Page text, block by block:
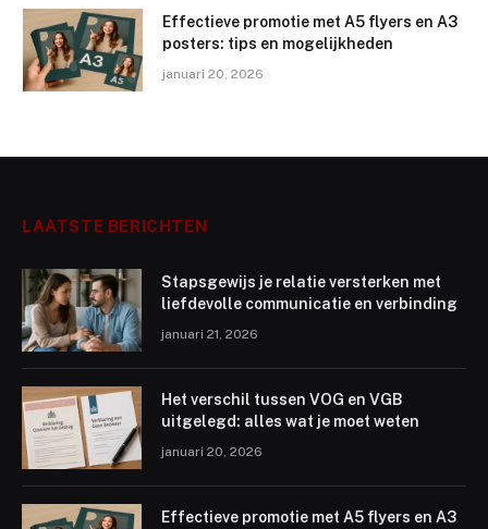
Effectieve promotie met A5 flyers en A3
posters: tips en mogelijkheden
januari 20, 2026
LAATSTE BERICHTEN
Stapsgewijs je relatie versterken met
liefdevolle communicatie en verbinding
januari 21, 2026
Het verschil tussen VOG en VGB
uitgelegd: alles wat je moet weten
januari 20, 2026
Effectieve promotie met A5 flyers en A3